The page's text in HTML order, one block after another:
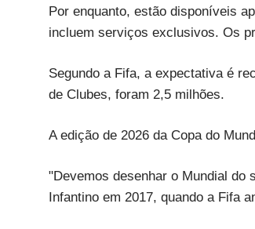
Por enquanto, estão disponíveis
incluem serviços exclusivos. Os
Segundo a Fifa, a expectativa é
de Clubes, foram 2,5 milhões.
A edição de 2026 da Copa do
"Devemos desenhar o Mundial do
Infantino em 2017, quando a Fifa